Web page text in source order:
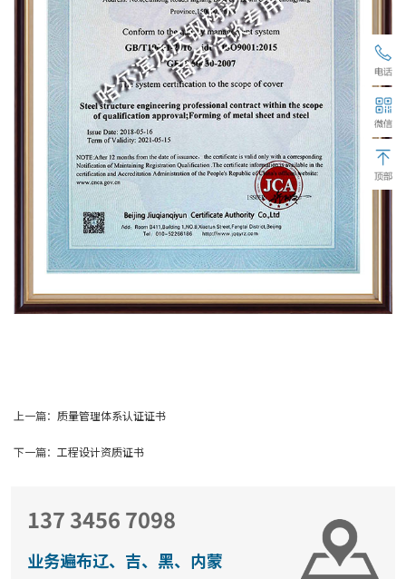
上一篇： 质量管理体系认证证书
下一篇：工程设计资质证书
137 3456 7098
业务遍布辽、吉、黑、内蒙